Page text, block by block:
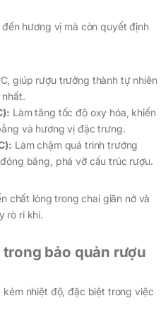
hương vị mà còn quyết định
giúp rượu trưởng thành tự nhiên
Làm tăng tốc độ oxy hóa, khiến
và hương vị đặc trưng.
Làm chậm quá trình trưởng
băng, phá vỡ cấu trúc rượu.
chất lỏng trong chai giãn nở và
rò rỉ khí.
bảo quản rượu
nhiệt độ, đặc biệt trong việc